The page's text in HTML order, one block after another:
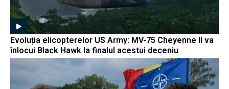
Evoluția elicopterelor US Army: MV-75 Cheyenne II va
înlocui Black Hawk la finalul acestui deceniu